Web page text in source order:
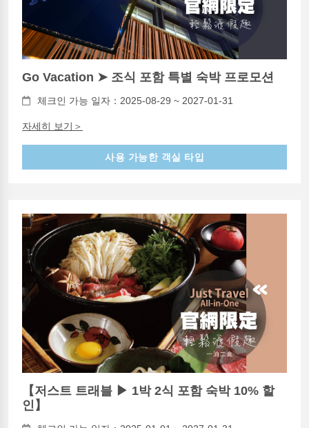
Go Vacation ➤ 조식 포함 특별 숙박 프로모션
체크인 가능 일자：2025-08-29 ~ 2027-01-31
자세히 보기＞
사용 가능한 객실 타입
【저스트 트래블 ▶ 1박 2식 포함 숙박 10% 할
인】